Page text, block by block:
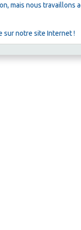
mais nous
sur notre site Internet !